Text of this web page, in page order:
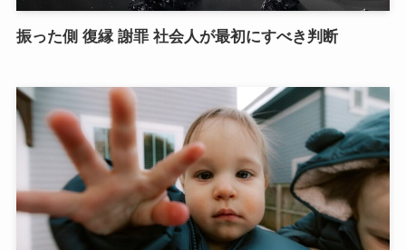
振った側 復縁 謝罪 社会人が最初にすべき判断